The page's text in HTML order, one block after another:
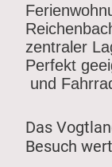
zentraler
Perfekt
und
Das
Besuch